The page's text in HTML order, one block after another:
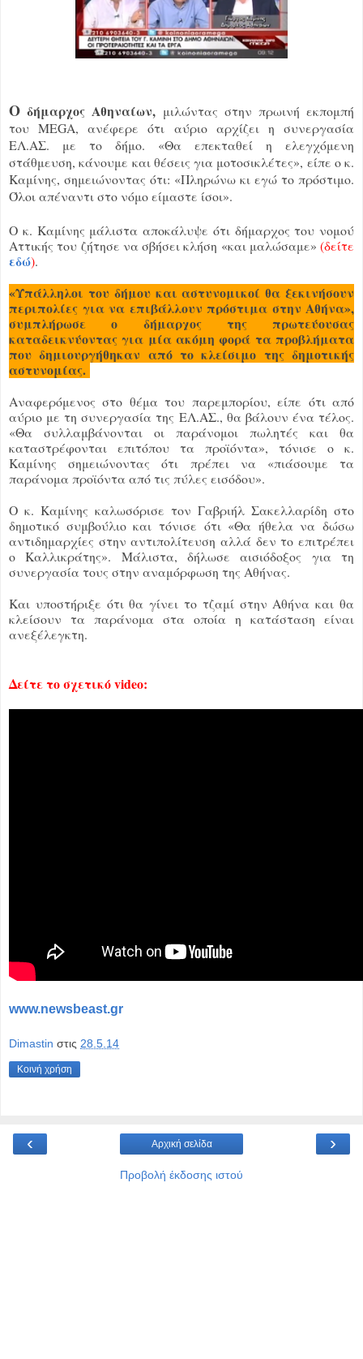
Ο δήμαρχος Αθηναίων, μιλώντας στην πρωινή εκπομπή
του MEGA, ανέφερε ότι αύριο αρχίζει η συνεργασία
ΕΛ.ΑΣ. με το δήμο. «Θα επεκταθεί η ελεγχόμενη
στάθμευση, κάνουμε και θέσεις για μοτοσικλέτες», είπε ο κ.
Καμίνης, σημειώνοντας ότι: «Πληρώνω κι εγώ το πρόστιμο.
Όλοι απέναντι στο νόμο είμαστε ίσοι».
Ο κ. Καμίνης μάλιστα αποκάλυψε ότι δήμαρχος του νομού
Αττικής του ζήτησε να σβήσει κλήση «και μαλώσαμε» (δείτε
εδώ).
«Υπάλληλοι του δήμου και αστυνομικοί θα ξεκινήσουν
περιπολίες για να επιβάλλουν πρόστιμα στην Αθήνα»,
συμπλήρωσε ο δήμαρχος της πρωτεύουσας
καταδεικνύοντας για μία ακόμη φορά τα προβλήματα
που δημιουργήθηκαν από το κλείσιμο της δημοτικής
αστυνομίας.
Αναφερόμενος στο θέμα του παρεμπορίου, είπε ότι από
αύριο με τη συνεργασία της ΕΛ.ΑΣ., θα βάλουν ένα τέλος.
«Θα συλλαμβάνονται οι παράνομοι πωλητές και θα
καταστρέφονται επιτόπου τα προϊόντα», τόνισε ο κ.
Καμίνης σημειώνοντας ότι πρέπει να «πιάσουμε τα
παράνομα προϊόντα από τις πύλες εισόδου».
Ο κ. Καμίνης καλωσόρισε τον Γαβριήλ Σακελλαρίδη στο
δημοτικό συμβούλιο και τόνισε ότι «Θα ήθελα να δώσω
αντιδημαρχίες στην αντιπολίτευση αλλά δεν το επιτρέπει
ο Καλλικράτης». Μάλιστα, δήλωσε αισιόδοξος για τη
συνεργασία τους στην αναμόρφωση της Αθήνας.
Και υποστήριξε ότι θα γίνει το τζαμί στην Αθήνα και θα
κλείσουν τα παράνομα στα οποία η κατάσταση είναι
ανεξέλεγκτη.
Δείτε το σχετικό video:
www.newsbeast.gr
Dimastin στις 28.5.14
Κοινή χρήση
‹ ›
Αρχική σελίδα
Προβολή έκδοσης ιστού